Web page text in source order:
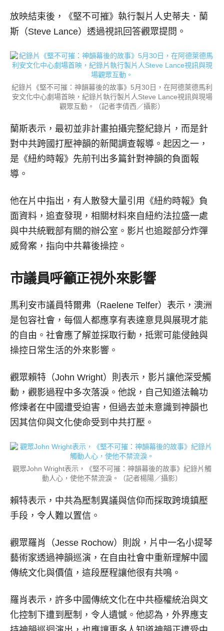
放映結束後，《堅不可摧》執行製片人史蒂夫．蘭
斯（Steve Lance）透過視訊回答觀眾提問。
紀錄片《堅不可摧：神韻幕後的故事》5月30日，在阿德萊德馬利
安文化中心劇場首映，紀錄片執行製片人Steve Lance視訊與現場
觀眾互動。（記者李倩西／攝影）
蘭斯表示，最初並非計畫拍攝完整紀錄片，而是針
對中共跨國打壓神韻的新聞調查報導。起因之一，
是《紐約時報》先前刊出多篇針對神韻的負面報
導。
他在片中指出，有人散發大量引用《紐約時報》負
面資料，追查發現，相關材料來自紐約法拉盛一處
與中共統戰部有關的辦公室。影片也追蹤部分炸彈
威脅案，指向中共幕後操控。
市議員呼籲正視外來影響
馬利安市議員特爾弗（Raelene Telfer）表示，澳洲
是包容社會，每個人都應享有表達意見與展現才能
的自由。社會應了解並採取行動，抵禦可能侵蝕與
操控日常生活的外來影響。
觀眾賴特（John Wright）則表示，影片讓他深受觸
動，觀影過程中多次落淚。他說，自己知道法輪功
修煉者在中國遭受迫害，但過去並未意識到神韻也
因其信仰與文化使命受到中共打壓。
觀眾John Wright表示，《堅不可摧：神韻幕後的故事》紀錄片觸
動人心，使他不禁流淚。（記者楊陽／攝影）
賴特表示，中共為壓制異議與信仰而採取跨境鎮壓
手段，令人難以置信。
觀眾羅肖（Jesse Rochow）則說，片中一名小提琴
藝術家透過神韻巡演，在自由社會中重新理解中國
傳統文化與價值，這段歷程讓他很有共鳴。
羅肖表示，許多中國傳統文化在中共極權統治與文
化控制下遭到壓制，令人遺憾。他認為，外界應支